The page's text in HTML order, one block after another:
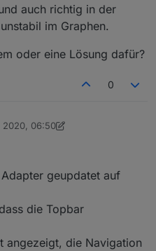
auch richtig in der
im Graphen.
oder eine Lösung dafür?
0
2020, 06:50
geupdatet auf
die Topbar
angezeigt, die Navigation